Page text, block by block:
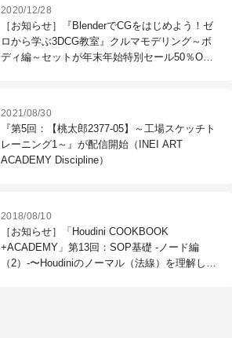
2020/12/28
［お知らせ］『BlenderでCGをはじめよう！ゼ
ロから学ぶ3DCG教室』クルマモデリング～ボ
ディ編～セットが年末年始特別セール50％OFF
2021/08/30
『第5回：【桃太郎2377-05】～工場スケッチト
レーニング1～』が配信開始（INEI ART
ACADEMY Discipline）
2018/08/10
［お知らせ］「Houdini COOKBOOK
+ACADEMY」第13回：SOP基礎 -ノード編
（2）-〜Houdiniのノーマル（法線）を理解しよ